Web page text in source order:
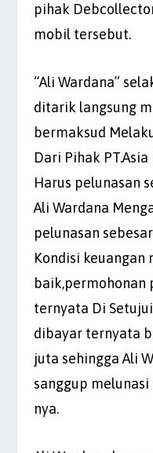
pihak
mobil tersebut.
“Ali Wardana”
ditarik langsung
bermaksud
Dari Pihak
Harus pelunasan
Ali Wardana
pelunasan
Kondisi keuangan
baik,permohonan
ternyata Di
dibayar ternyata
juta sehingga Ali
sanggup
nya.